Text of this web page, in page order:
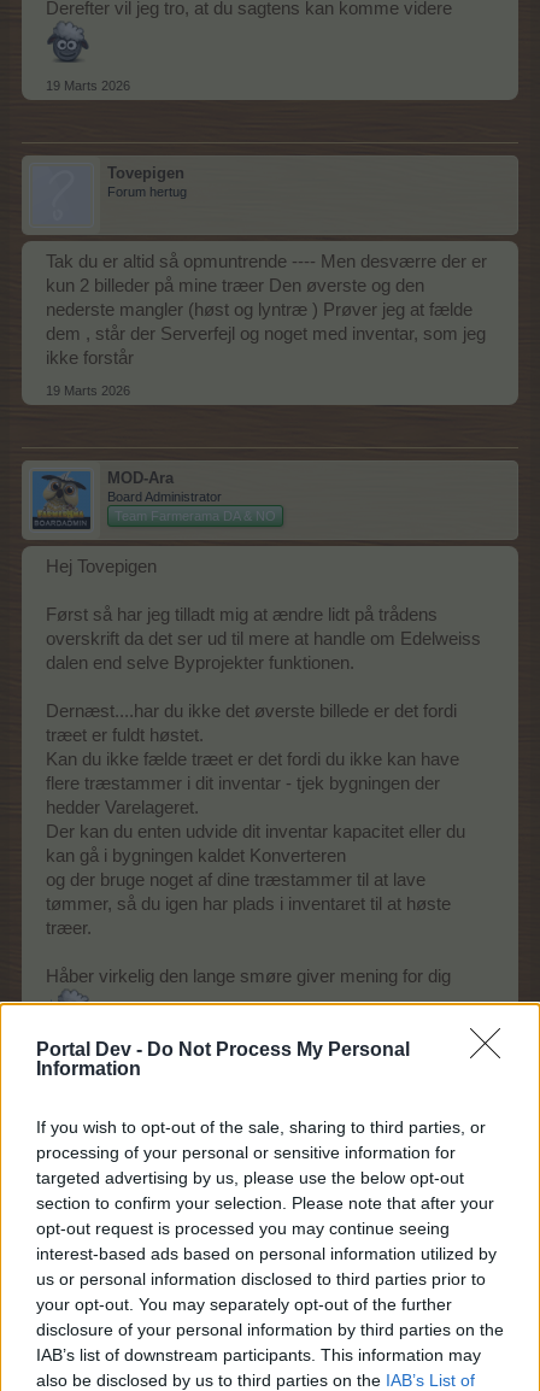
Portal Dev - Do Not Process My Personal
Information
If you wish to opt-out of the sale, sharing to third parties, or
processing of your personal or sensitive information for
targeted advertising by us, please use the below opt-out
section to confirm your selection. Please note that after your
opt-out request is processed you may continue seeing
interest-based ads based on personal information utilized by
us or personal information disclosed to third parties prior to
your opt-out. You may separately opt-out of the further
disclosure of your personal information by third parties on the
IAB’s list of downstream participants. This information may
also be disclosed by us to third parties on the IAB’s List of
Derefter vil jeg tro, at du sagtens kan komme videre
19 Marts 2026
Tovepigen
Forum hertug
Tak du er altid så opmuntrende ---- Men desværre der er
kun 2 billeder på mine træer Den øverste og den
nederste mangler (høst og lyntræ ) Prøver jeg at fælde
dem , står der Serverfejl og noget med inventar, som jeg
ikke forstår
19 Marts 2026
MOD-Ara
Board Administrator
Team Farmerama DA & NO
Hej Tovepigen
Først så har jeg tilladt mig at ændre lidt på trådens
overskrift da det ser ud til mere at handle om Edelweiss
dalen end selve Byprojekter funktionen.
Dernæst....har du ikke det øverste billede er det fordi
træet er fuldt høstet.
Kan du ikke fælde træet er det fordi du ikke kan have
flere træstammer i dit inventar - tjek bygningen der
hedder Varelageret.
Der kan du enten udvide dit inventar kapacitet eller du
kan gå i bygningen kaldet Konverteren
og der bruge noget af dine træstammer til at lave
tømmer, så du igen har plads i inventaret til at høste
træer.
Håber virkelig den lange smøre giver mening for dig
19 Marts 2026
Tovepigen
Forum hertug
jo TAK - det gør det nemmere for mig --- Men hvor vil jeg
ønske, at alle besked på Farmerama er på dansk og ikke
på engelsk, som jeg ikke forstår - Så ville jeg heller ikke
bede om hjælp så ofte (for jeg er jo vild med spillet - bare
det er på dansk)
19 Marts 2026